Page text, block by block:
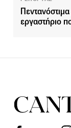
εργαστήριο